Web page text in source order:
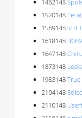
1462148
1520148
1589148
1618148
1647148
1873148
1983148True
2104148
2110148